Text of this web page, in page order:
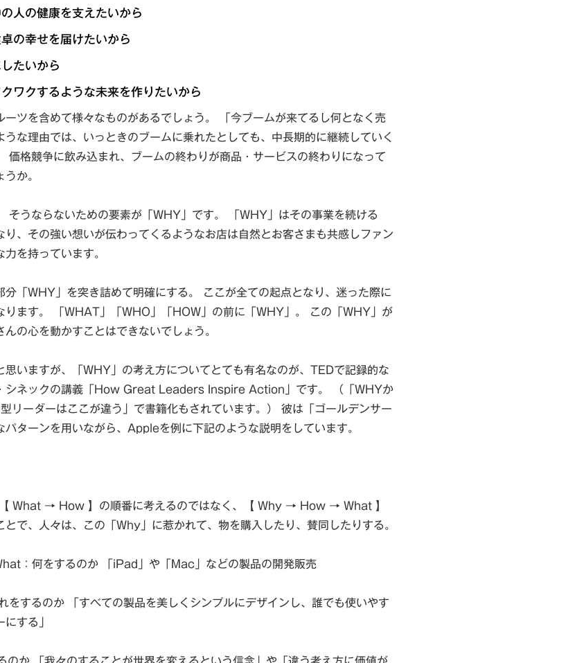
人の健康を支えたいから
の幸せを届けたいから
たいから
ワクするような未来を作りたいから
ツを含めて様々なものがあるでしょう。 「今ブームが来てるし何となく売
な理由では、いっときのブームに乗れたとしても、中長期的に継続していく
価格競争に飲み込まれ、ブームの終わりが商品・サービスの終わりになって
か。
そうならないための要素が「WHY」です。 「WHY」はその事業を続ける
、その強い想いが伝わってくるようなお店は自然とお客さまも共感しファン
を持っています。
分「WHY」を突き詰めて明確にする。 ここが全ての起点となり、迷った際に
ります。 「WHAT」「WHO」「HOW」の前に「WHY」。 この「WHY」が
の心を動かすことはできないでしょう。
いますが、「WHY」の考え方についてとても有名なのが、TEDで記録的な
シネックの講義「How Great Leaders Inspire Action」です。 （「WHYか
リーダーはここが違う」で書籍化もされています。） 彼は「ゴールデンサー
ターンを用いながら、Appleを例に下記のような説明をしています。
【 What → How 】の順番に考えるのではなく、【 Why → How → What 】
で、人々は、この「Why」に惹かれて、物を購入したり、賛同したりする。
：何をするのか 「iPad」や「Mac」などの製品の開発販売
するのか 「すべての製品を美しくシンプルにデザインし、誰でも使いやす
する」